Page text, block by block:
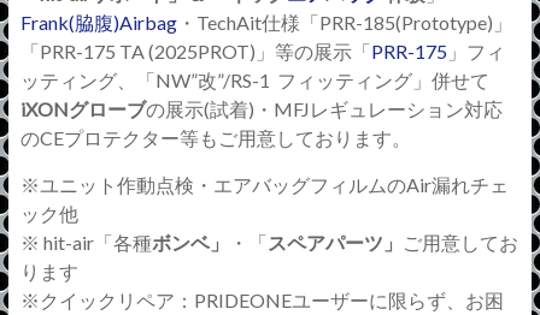
Frank(脇腹)Airbag・ TechAit仕様「PRR-185(Prototype) 」
「PRR-175 TA (2025PROT) 」等の展示「PRR-175」フィ
ッティング、「NW”改”/RS-1 フィッティング」併せて
iXONグローブの展示(試着)・MFJレギュレーション対応
のCEプロテクター等もご用意しております。
※ユニット作動点検・ エアバッグフィルムのAir漏れチェ
ック他
※ hit-air「各種ボンベ」 ・「スペアパーツ」
ご用意してお
ります
※ クイックリペア： PRIDEONEユーザーに限らず、お困